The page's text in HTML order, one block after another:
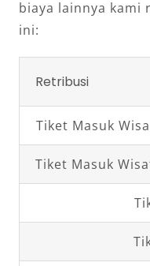
biaya lainnya kami
ini:
Retribusi
Tiket Masuk
Tiket Masuk